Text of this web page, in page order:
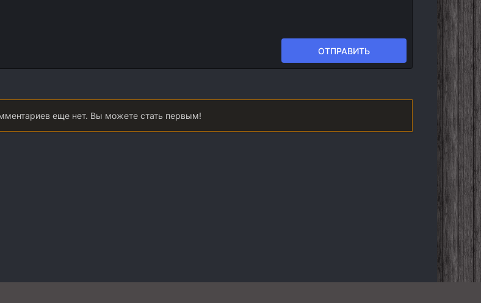
ОТПРАВИТЬ
еще нет. Вы можете стать первым!